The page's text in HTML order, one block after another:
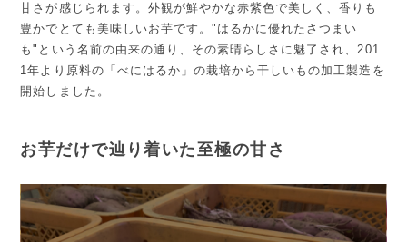
甘さが感じられます。外観が鮮やかな赤紫色で美しく、香りも
豊かでとても美味しいお芋です。"はるかに優れたさつまい
も"という名前の由来の通り、その素晴らしさに魅了され、201
1年より原料の「べにはるか」の栽培から干しいもの加工製造を
開始しました。
お芋だけで辿り着いた至極の甘さ